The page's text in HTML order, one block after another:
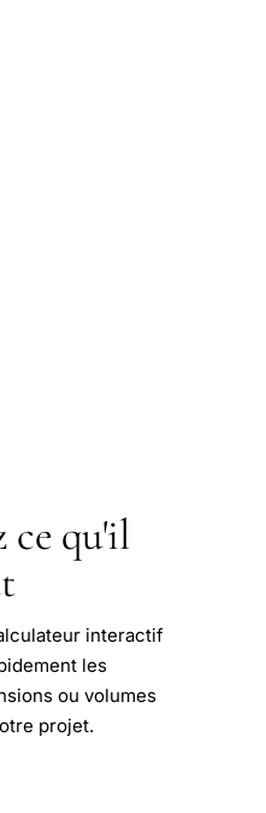
ce qu'il
interactif
les
ou volumes
projet.